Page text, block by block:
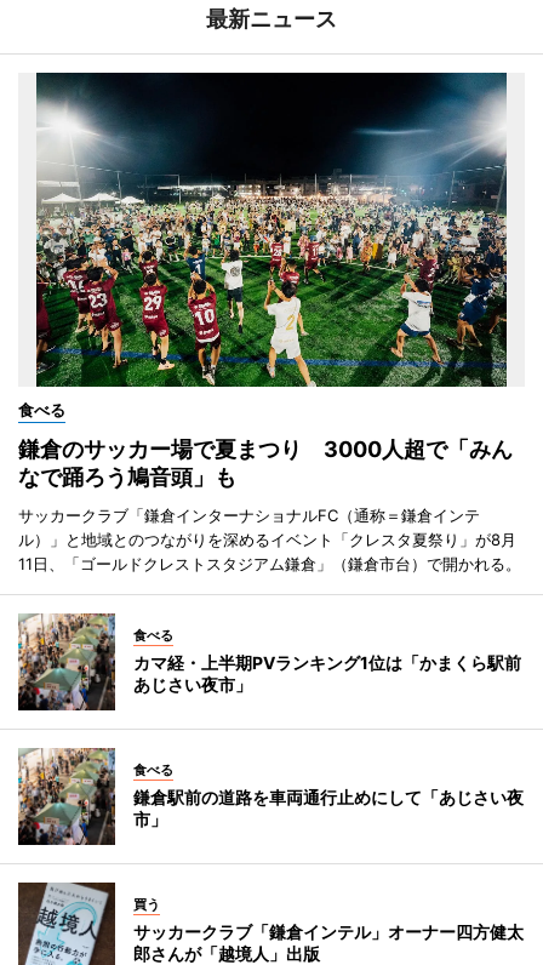
最新ニュース
食べる
鎌倉のサッカー場で夏まつり 3000人超で「みん
なで踊ろう鳩音頭」も
サッカークラブ「鎌倉インターナショナルFC（通称＝鎌倉インテ
ル）」と地域とのつながりを深めるイベント「クレスタ夏祭り」が8月
11日、「ゴールドクレストスタジアム鎌倉」（鎌倉市台）で開かれる。
食べる
カマ経・上半期PVランキング1位は「かまくら駅前
あじさい夜市」
食べる
鎌倉駅前の道路を車両通行止めにして「あじさい夜
市」
買う
サッカークラブ「鎌倉インテル」オーナー四方健太
郎さんが「越境人」出版